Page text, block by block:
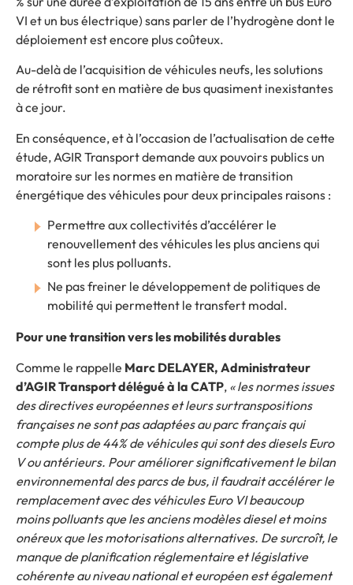
VI et un bus électrique) sans parler de l’hydrogène dont le
déploiement est encore plus coûteux.
Au-delà de l’acquisition de véhicules neufs, les solutions
de rétrofit sont en matière de bus quasiment inexistantes
à ce jour.
En conséquence, et à l’occasion de l’actualisation de cette
étude, AGIR Transport demande aux pouvoirs publics un
moratoire sur les normes en matière de transition
énergétique des véhicules pour deux principales raisons :
Permettre aux collectivités d’accélérer le
renouvellement des véhicules les plus anciens qui
sont les plus polluants.
Ne pas freiner le développement de politiques de
mobilité qui permettent le transfert modal.
Pour une transition vers les mobilités durables
Comme le rappelle Marc DELAYER, Administrateur
d’AGIR Transport délégué à la CATP, « les normes issues
des directives européennes et leurs surtranspositions
françaises ne sont pas adaptées au parc français qui
compte plus de 44% de véhicules qui sont des diesels Euro
V ou antérieurs. Pour améliorer significativement le bilan
environnemental des parcs de bus, il faudrait accélérer le
remplacement avec des véhicules Euro VI beaucoup
moins polluants que les anciens modèles diesel et moins
onéreux que les motorisations alternatives. De surcroît, le
manque de planification réglementaire et législative
cohérente au niveau national et européen est également